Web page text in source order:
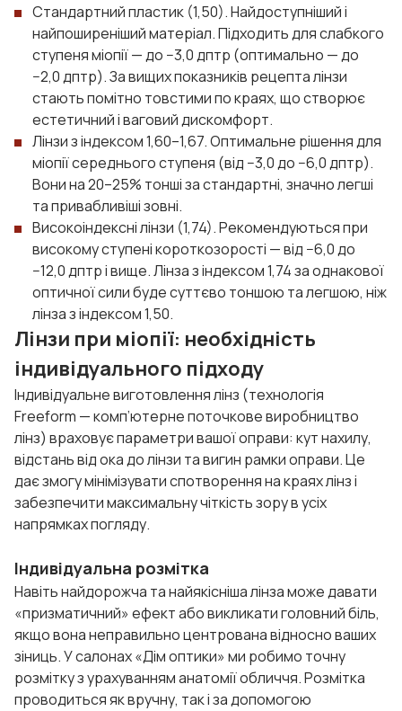
Стандартний пластик (1,50). Найдоступніший і
найпоширеніший матеріал. Підходить для слабкого
ступеня міопії — до −3,0 дптр (оптимально — до
−2,0 дптр). За вищих показників рецепта лінзи
стають помітно товстими по краях, що створює
естетичний і ваговий дискомфорт.
Лінзи з індексом 1,60–1,67. Оптимальне рішення для
міопії середнього ступеня (від −3,0 до −6,0 дптр).
Вони на 20–25% тонші за стандартні, значно легші
та привабливіші зовні.
Високоіндексні лінзи (1,74). Рекомендуються при
високому ступені короткозорості — від −6,0 до
−12,0 дптр і вище. Лінза з індексом 1,74 за однакової
оптичної сили буде суттєво тоншою та легшою, ніж
лінза з індексом 1,50.
Лінзи при міопії: необхідність
індивідуального підходу
Індивідуальне виготовлення лінз (технологія
Freeform — комп’ютерне поточкове виробництво
лінз) враховує параметри вашої оправи: кут нахилу,
відстань від ока до лінзи та вигин рамки оправи. Це
дає змогу мінімізувати спотворення на краях лінз і
забезпечити максимальну чіткість зору в усіх
напрямках погляду.
Індивідуальна розмітка
Навіть найдорожча та найякісніша лінза може давати
«призматичний» ефект або викликати головний біль,
якщо вона неправильно центрована відносно ваших
зіниць. У салонах «Дім оптики» ми робимо точну
розмітку з урахуванням анатомії обличчя. Розмітка
проводиться як вручну, так і за допомогою